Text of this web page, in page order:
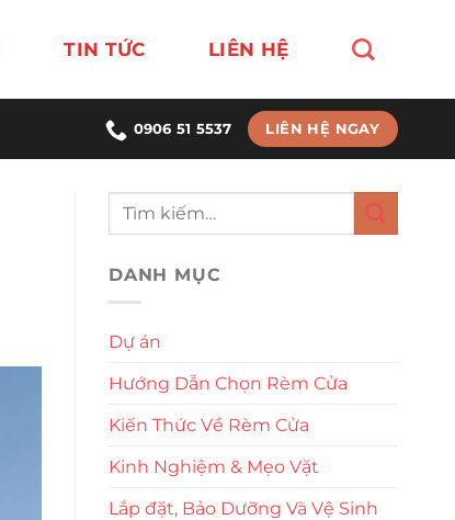
TIN TỨC LIÊN HỆ
0906 51 5537 LIÊN HỆ NGAY
DANH MỤC
Dự án
Hướng Dẫn Chọn Rèm Cửa
Kiến Thức Về Rèm Cửa
Kinh Nghiệm & Mẹo Vặt
Lắp đặt, Bảo Dưỡng Và Vệ Sinh